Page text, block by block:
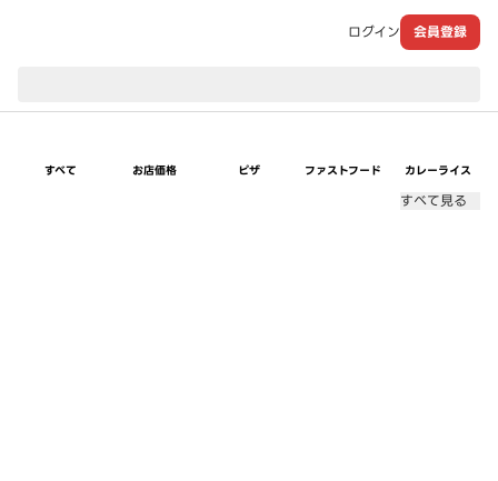
ログイン 会員登録
すべて お店価格 ピザ ファストフード カレーライス
すべて見る